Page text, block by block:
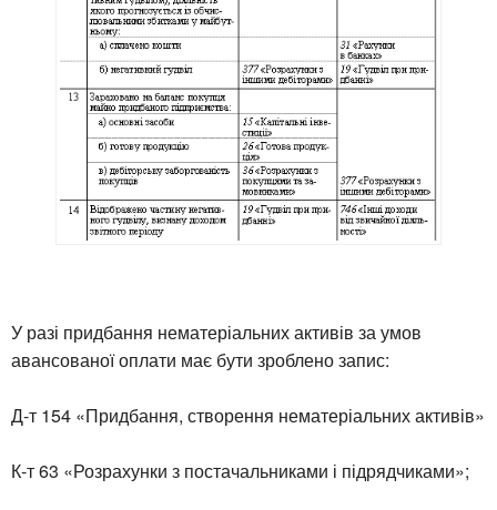
У разі придбання нематеріальних активів за умов
авансованої оплати має бути зроблено запис:
Д-т 154 «Придбання, створення нематеріальних активів»
К-т 63 «Розрахунки з постачальниками і підрядчиками»;